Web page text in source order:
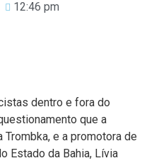
12:46 pm
dentro e fora do
que a
e a promotora de
Estado da Bahia, Lívia